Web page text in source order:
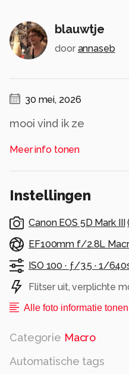
blauwtje
door annaseb
30 mei, 2026
mooi vind ik ze
Alle rechten voorbehouden
Meer info tonen
Instellingen
Canon EOS 5D Mark III
EF100mm f/2.8L
ISO 100 · ƒ/3.5 · 1/
Flitser uit, verplichte
Alle foto informatie tonen
Categorie Macro
Automatische tags